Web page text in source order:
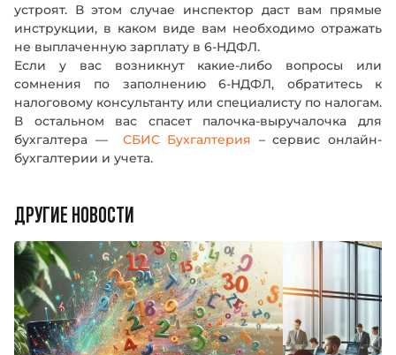
устроят. В этом случае инспектор даст вам прямые
инструкции, в каком виде вам необходимо отражать
не выплаченную зарплату в 6-НДФЛ.
Если у вас возникнут какие-либо вопросы или
сомнения по заполнению 6-НДФЛ, обратитесь к
налоговому консультанту или специалисту по налогам.
В остальном вас спасет палочка-выручалочка для
бухгалтера — СБИС Бухгалтерия – сервис онлайн-
бухгалтерии и учета.
ДРУГИЕ НОВОСТИ